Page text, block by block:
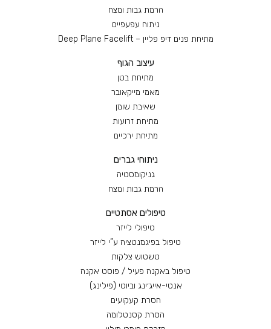
הרמת גבות ומצח
ניתוח עפעפיים
מתיחת פנים דיפ פליין – Deep Plane Facelift
עיצוב הגוף
מתיחת בטן
מאמי מייקאובר
שאיבת שומן
מתיחת זרועות
מתיחת ירכיים
ניתוחי גברים
גניקומסטיה
הרמת גבות ומצח
טיפולים אסתטיים
טיפולי לייזר
טיפול בפיגמנטציה ע”י לייזר
טשטוש צלקות
טיפול באקנה פעיל / פוסט אקנה
אנטי-אייג׳ינג וביוטי (פילינג)
הסרת קעקועים
הסרת קסנטלומה